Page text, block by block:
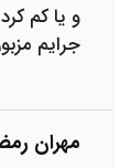
و یا کم
جرایم
مهران